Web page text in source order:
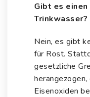
Gibt es
Trinkwasser?
Nein, es gibt
für Rost.
gesetzliche
Eisenoxiden